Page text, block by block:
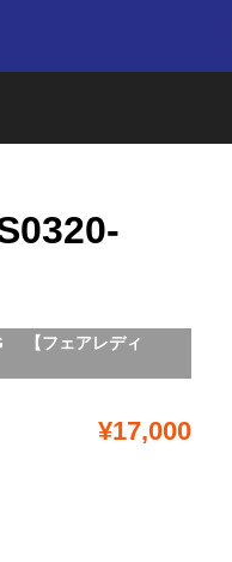
【フェアレディ
¥17,000